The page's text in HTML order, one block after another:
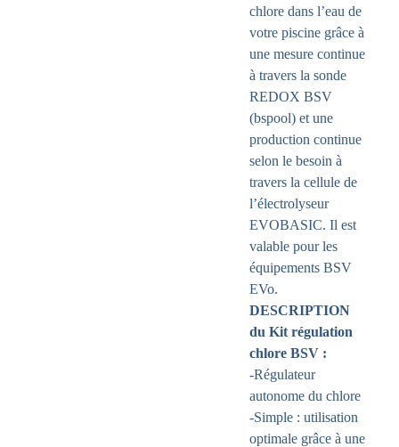
chlore dans l’eau de
votre piscine grâce à
une mesure continue
à travers la sonde
REDOX BSV
(bspool) et une
production continue
selon le besoin à
travers la cellule de
l’électrolyseur
EVOBASIC. Il est
valable pour les
équipements BSV
EVo.
DESCRIPTION
du Kit régulation
chlore BSV :
-Régulateur
autonome du chlore
-Simple : utilisation
optimale grâce à une